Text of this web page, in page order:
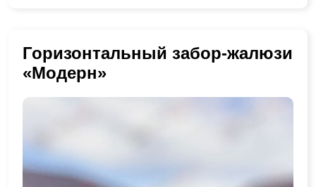
Горизонтальный забор-жалюзи
«Модерн»